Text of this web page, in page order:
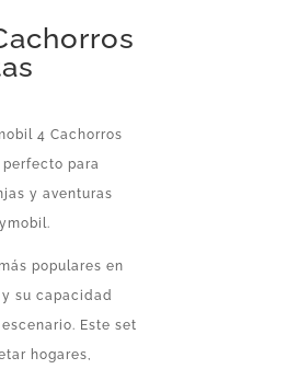
4 Cachorros
para
y aventuras
populares en
su capacidad
Este set
hogares,